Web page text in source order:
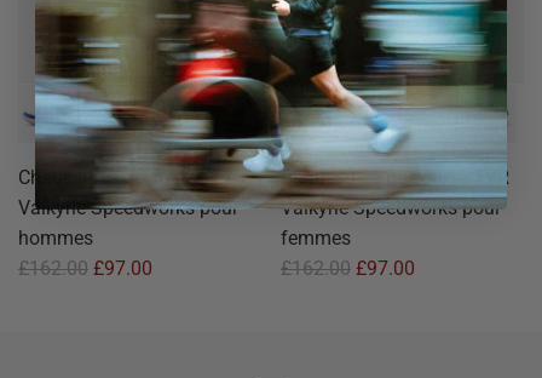
Chaussures de course TYR
Valkyrie Speedworks pour
hommes
£162.00 £97.00
Chaussures de course TYR
Valkyrie Speedworks pour
femmes
£162.00 £97.00